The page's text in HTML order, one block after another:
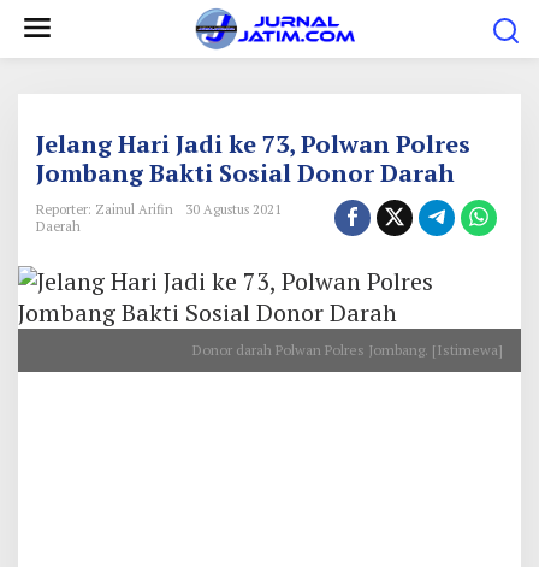
Jelang Hari Jadi ke 73, Polwan Polres
Jombang Bakti Sosial Donor Darah
Reporter: Zainul Arifin
30 Agustus 2021
Daerah
Donor darah Polwan Polres Jombang. [Istimewa]